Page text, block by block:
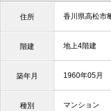
住所 香川県高松市
階建 地上4階建
築年月 1960年05月
種別 マンション